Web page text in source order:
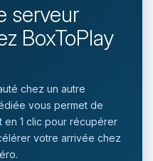
serveur
BoxToPlay
chez un autre
vous permet de
en 1 clic pour récupérer
votre arrivée chez